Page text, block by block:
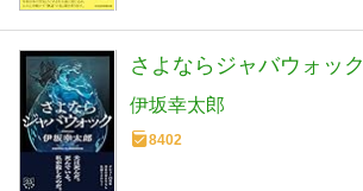
さよならジャバウォック
伊坂幸太郎
8402